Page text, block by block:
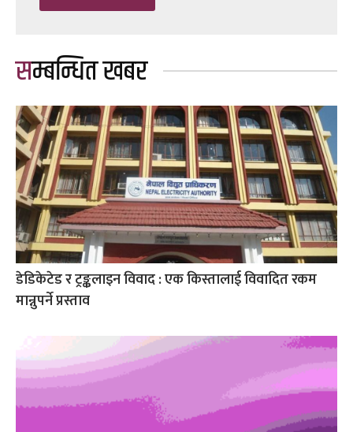
सम्बन्धित खबर
डेडिकेटेड र ट्रङ्कलाइन विवाद : एक किस्तालाई विवादित रकम
मान्नुपर्ने प्रस्ताव